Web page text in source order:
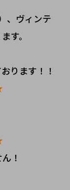
、ヴィンテ
す。
ります！！
！